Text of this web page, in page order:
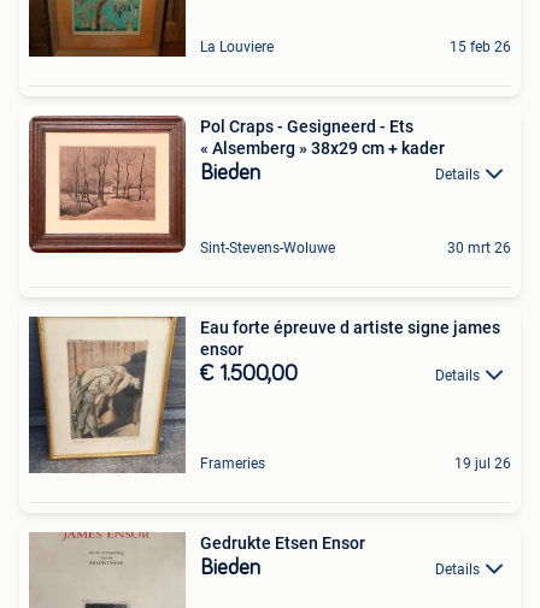
La Louviere 15 feb 26
Pol Craps - Gesigneerd - Ets
« Alsemberg » 38x29 cm + kader
Bieden Details
Sint-Stevens-Woluwe 30 mrt 26
Eau forte épreuve d artiste signe james
ensor
€ 1.500,00 Details
Frameries 19 jul 26
Gedrukte Etsen Ensor
Bieden Details